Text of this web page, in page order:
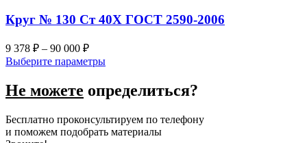
Круг № 130 Ст 40Х ГОСТ 2590-2006
9 378 ₽ – 90 000 ₽
Выберите параметры
Не можете определиться?
Бесплатно проконсультируем по телефону
и поможем подобрать материалы